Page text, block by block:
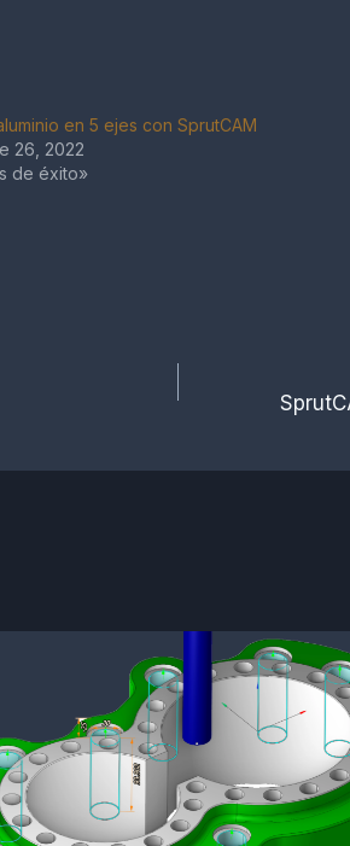
en 5 ejes con SprutCAM
26, 2022
de éxito»